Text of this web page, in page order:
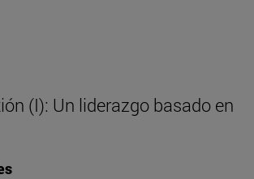
(I): Un liderazgo basado en